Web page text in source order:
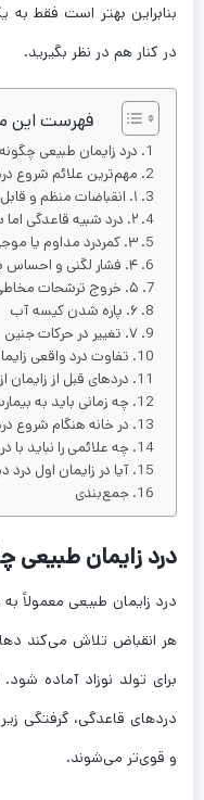
بنابراین بهتر است فقط
در کنار هم در نظر بگیرید.
فهرست این
درد زایمان طبیعی
مهم‌ترین علائم شروع
۱. انقباضات منظم و قابل پیش‌بینی
۲. درد شبیه قاعدگی اما شدیدتر و منظم‌تر
۳. کمردرد مداوم یا موجی
۴. فشار لگنی و احساس پایین آمدن جنین
۵. خروج ترشحات مخاطی یا پلاگ مخاطی
۶. پاره شدن کیسه آب
۷. تغییر در حرکات جنین
تفاوت درد واقعی
دردهای قبل از
چه زمانی باید به
در خانه هنگام شروع
چه علائمی را نباید با
آیا در زایمان اول
جمع‌بندی
درد زایمان
درد زایمان طبیعی معمولاً
هر انقباض تلاش می‌کند
برای تولد نوزاد آماده
دردهای قاعدگی، گرفتگی
و قوی‌تر می‌شوند.